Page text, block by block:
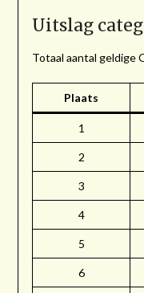
Uitslag
Totaal aantal geldige
Plaats
1
2
3
4
5
6